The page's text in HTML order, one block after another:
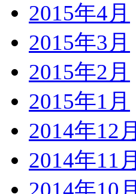
2015年4月
2015年3月
2015年2月
2015年1月
2014年12月
2014年11月